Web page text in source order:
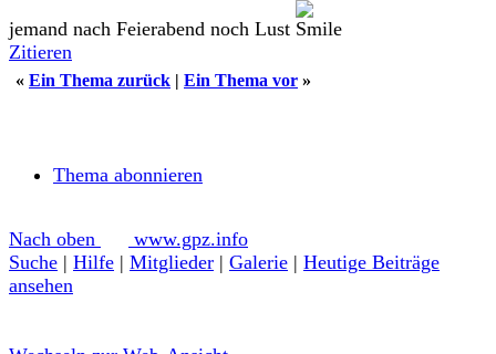
jemand nach Feierabend noch Lust
Zitieren
« Ein Thema zurück | Ein Thema vor »
Thema abonnieren
Nach oben
www.gpz.info
Suche | Hilfe | Mitglieder | Galerie | Heutige Beiträge
ansehen